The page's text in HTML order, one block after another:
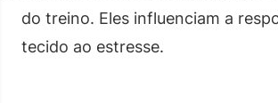
do treino. Eles influenciam a
tecido ao estresse.